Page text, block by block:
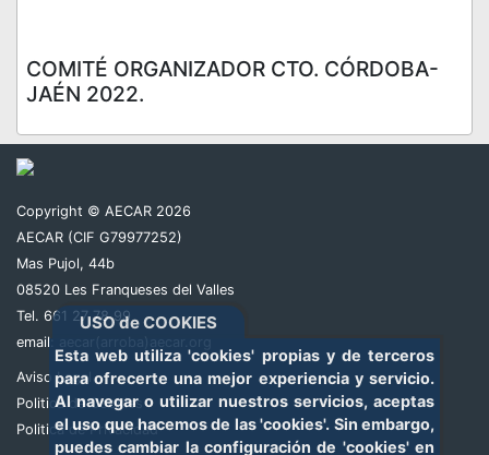
USO de COOKIES
Esta web utiliza 'cookies' propias y de terceros
para ofrecerte una mejor experiencia y servicio.
Al navegar o utilizar nuestros servicios, aceptas
el uso que hacemos de las 'cookies'. Sin embargo,
puedes cambiar la configuración de 'cookies' en
COMITÉ ORGANIZADOR CTO. CÓRDOBA-
JAÉN 2022.
Copyright © AECAR 2026
AECAR (CIF G79977252)
Mas Pujol, 44b
08520 Les Franqueses del Valles
Tel. 661 27 78 99
email:
aecar(arroba)aecar.org
Aviso Legal
Politica de Cookies
Politica de Privacidad